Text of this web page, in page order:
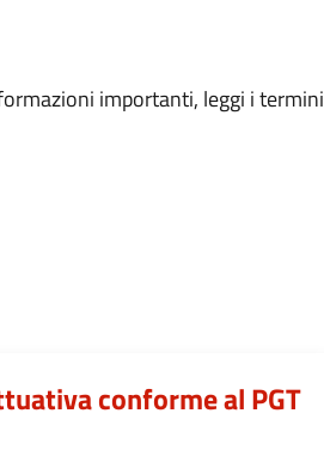
importanti, leggi i termini
conforme al PGT